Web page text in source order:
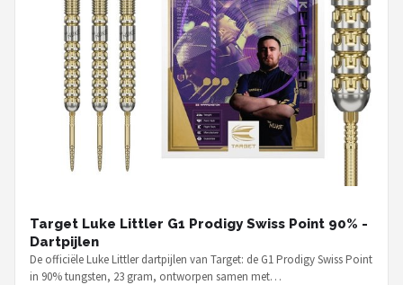
Target Luke Littler G1 Prodigy Swiss Point 90% -
Dartpijlen
De officiële Luke Littler dartpijlen van Target: de G1 Prodigy Swiss Point
in 90% tungsten, 23 gram, ontworpen samen met…